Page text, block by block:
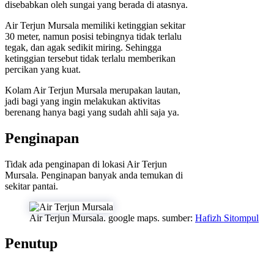
disebabkan oleh sungai yang berada di atasnya.
Air Terjun Mursala memiliki ketinggian sekitar
30 meter, namun posisi tebingnya tidak terlalu
tegak, dan agak sedikit miring. Sehingga
ketinggian tersebut tidak terlalu memberikan
percikan yang kuat.
Kolam Air Terjun Mursala merupakan lautan,
jadi bagi yang ingin melakukan aktivitas
berenang hanya bagi yang sudah ahli saja ya.
Penginapan
Tidak ada penginapan di lokasi Air Terjun
Mursala. Penginapan banyak anda temukan di
sekitar pantai.
Air Terjun Mursala. google maps. sumber: Hafizh Sitompul
Penutup